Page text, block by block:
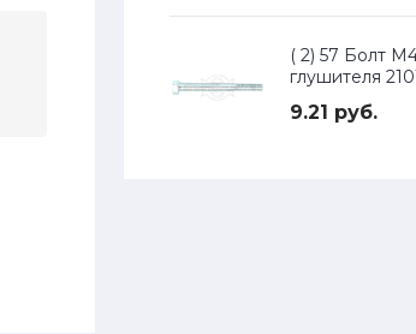
( 2) 57 Болт
глушителя
9.21 руб.